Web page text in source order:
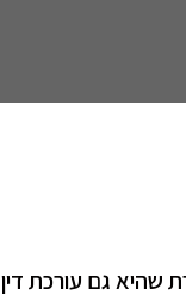
שהיא גם עורכת דין